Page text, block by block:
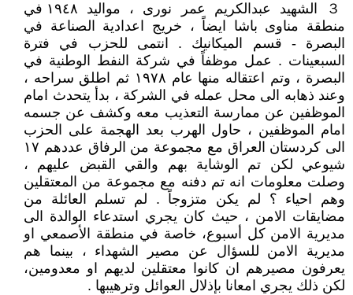
３ الشهيد عبدالكريم عمر نورى ، مواليد ١٩٤٨ في
منطقة مناوى باشا ايضاً ، خريج اعدادية الصناعة في
البصرة - قسم الميكانيك . انتمى للحزب في فترة
السبعينات . عمل موظفاً في شركة النفط الوطنية في
البصرة ، وتم اعتقاله منها عام ١٩٧٨ ثم اطلق سراحه ،
وعند ذهابه الى محل عمله في الشركة ، بدأ يتحدث امام
الموظفين عن ممارسة التعذيب معه وكشف عن جسمه
امام الموظفين ، حاول الهرب بعد الهجمة على الحزب
الى كردستان العراق مع مجموعة من الرفاق عددهم ١٧
شيوعي لكن تم الوشاية بهم والقي القبض عليهم ،
وصلت معلومات انه تم دفنه مع مجموعة من المعتقلين
وهم احياء ؟ لم يكن متزوجاً . لم تسلم العائلة من
مضايقات الامن ، حيث كان يجري استدعاء الوالدة الى
مديرية الامن كل أسبوع، خاصة في منطقة الأصمعي او
مديرية الامن للسؤال عن مصير الشهداء ، بينما هم
يعرفون مصيرهم ان كانوا معتقلين لديهم او معدومين،
لكن ذلك يجري امعانا بإذلال العوائل وترهيبها .